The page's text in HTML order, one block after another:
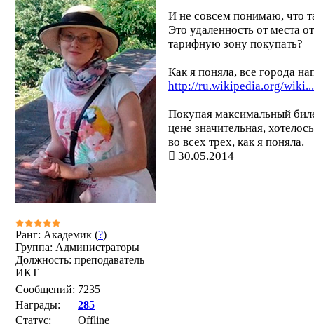
Ранг: Академик (?)
Группа: Администраторы
Должность: преподаватель
ИКТ
Сообщений: 7235
Награды:
285
Статус:
Offline
И не совсем понимаю, что
Это удаленность от места
тарифную зону покупать?
Как я поняла, все города
http://ru.wikipedia.org/
Покупая максимальный
цене значительная,
во всех трех, как я поняла.
30.05.2014